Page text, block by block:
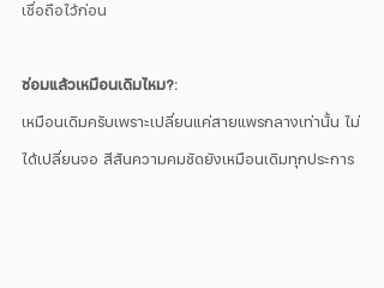
เชื่อถือไว้ก่อน
ซ่อมแล้วเหมือนเดิมไหม?:
เหมือนเดิมครับเพราะเปลี่ยนแค่สายแพรกลางเท่านั้น ไม่
ได้เปลี่ยนจอ สีสันความคมชัดยังเหมือนเดิมทุกประการ